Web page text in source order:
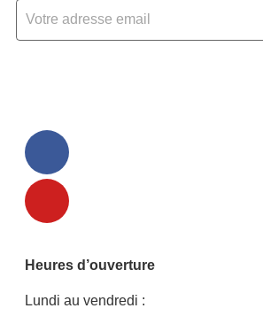
Heures d’ouverture
Lundi au vendredi :